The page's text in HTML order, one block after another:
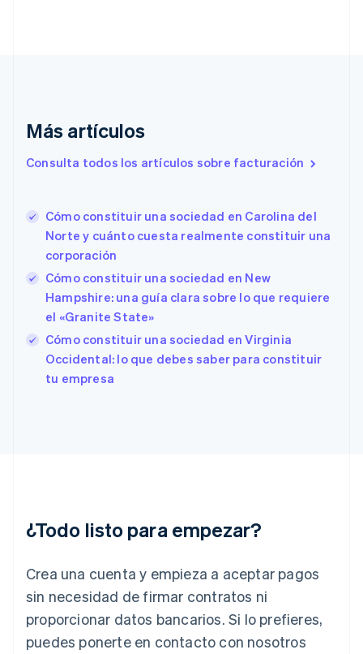
Más artículos
Consulta todos los artículos sobre facturación
Cómo constituir una sociedad en Carolina del
Norte y cuánto cuesta realmente constituir una
corporación
Cómo constituir una sociedad en New
Hampshire: una guía clara sobre lo que requiere
el «Granite State»
Cómo constituir una sociedad en Virginia
Occidental: lo que debes saber para constituir
tu empresa
¿Todo listo para empezar?
Crea una cuenta y empieza a aceptar pagos
sin necesidad de firmar contratos ni
proporcionar datos bancarios. Si lo prefieres,
puedes ponerte en contacto con nosotros
English
Emiratos Árabes Unidos
Eslovenia
España
EspañolEnglish
Estados Unidos
English Español
Estonia
English
Finlandia
EnglishSvenska
Francia
Français
Irlanda
Italia
English
Japón
日本語English
Letonia